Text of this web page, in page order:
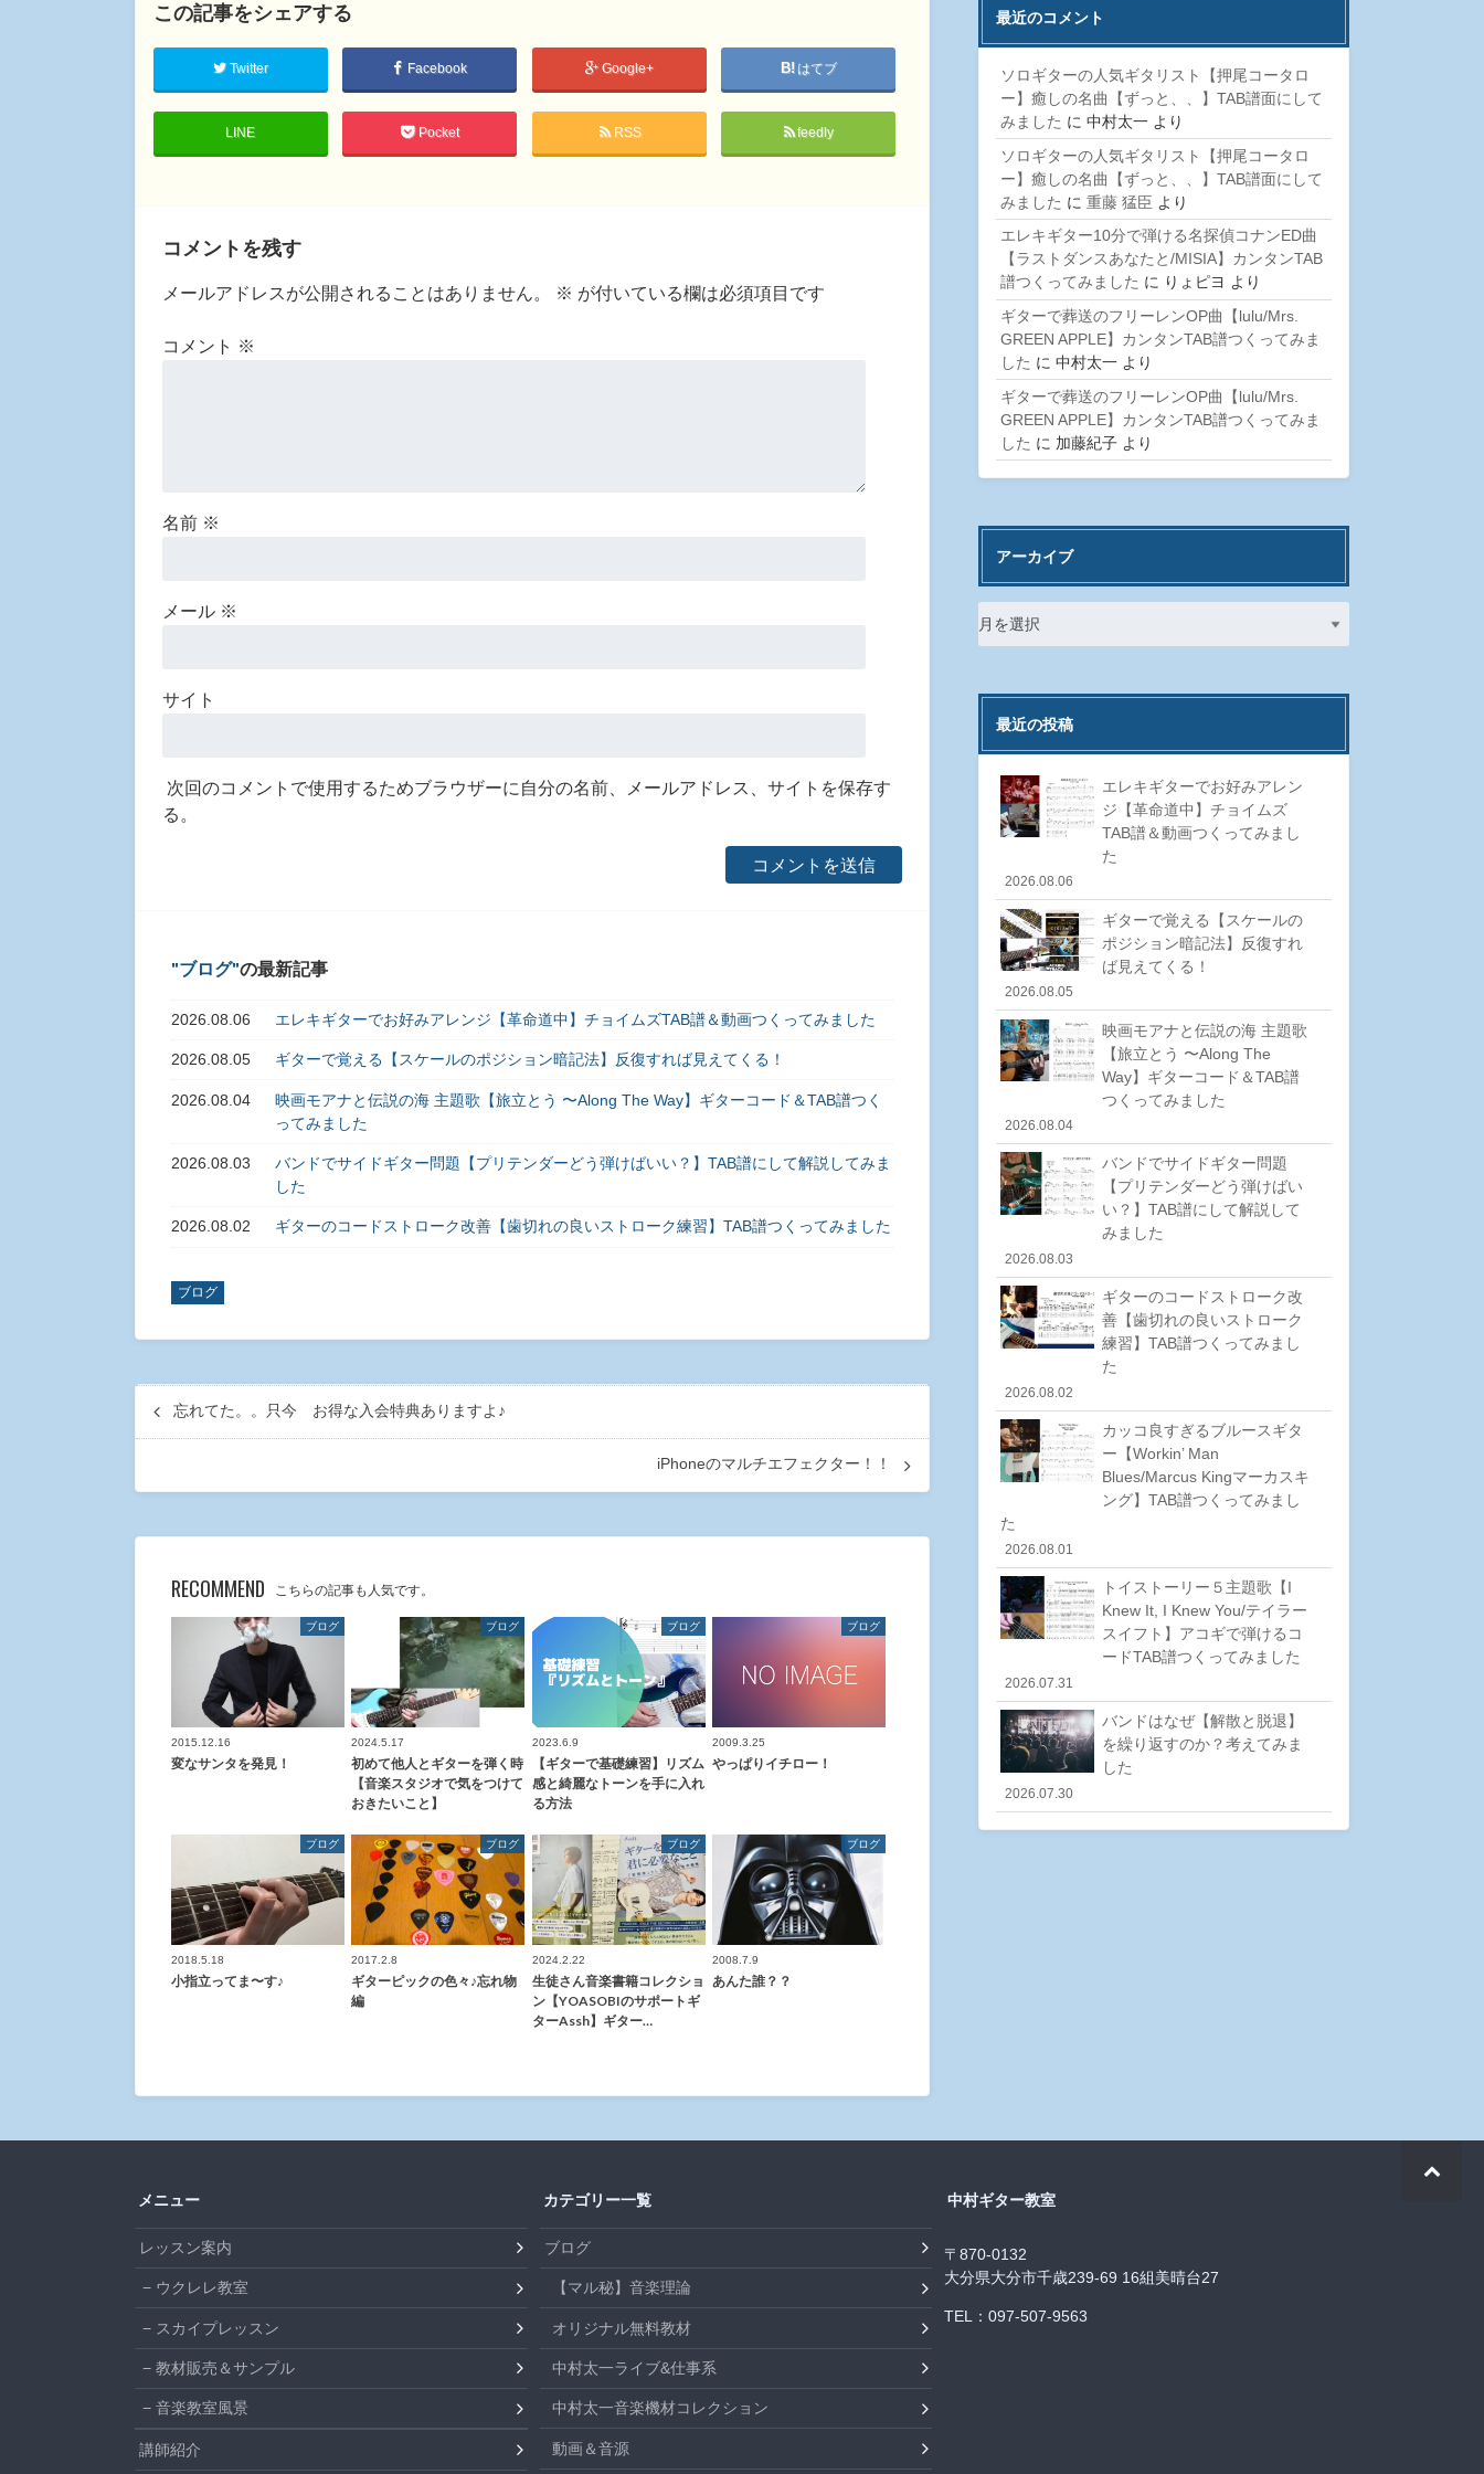
この記事をシェアする
Twitter Facebook Google+ はてブ
LINE Pocket RSS feedly
コメントを残す
メールアドレスが公開されることはありません。 ※ が付いている欄は必須項目です
コメント ※
名前 ※
メール ※
サイト
次回のコメントで使用するためブラウザーに自分の名前、メールアドレス、サイトを保存す
る。
ブログ の最新記事
2026.08.06 エレキギターでお好みアレンジ【革命道中】チョイムズTAB譜＆動画つくってみました
2026.08.05 ギターで覚える【スケールのポジション暗記法】反復すれば見えてくる！
2026.08.04
映画モアナと伝説の海 主題歌【旅立とう 〜Along The Way】ギターコード＆TAB譜つく
ってみました
2026.08.03
バンドでサイドギター問題【プリテンダーどう弾けばいい？】TAB譜にして解説してみま
した
2026.08.02 ギターのコードストローク改善【歯切れの良いストローク練習】TAB譜つくってみました
ブログ
忘れてた。。只今 お得な入会特典ありますよ♪
iPhoneのマルチエフェクター！！
RECOMMEND こちらの記事も人気です。
ブログ
2015.12.16
変なサンタを発見！
ブログ
2024.5.17
初めて他人とギターを弾く時
【音楽スタジオで気をつけて
おきたいこと】
ブログ
2023.6.9
【ギターで基礎練習】リズム
感と綺麗なトーンを手に入れ
る方法
ブログ
2009.3.25
やっぱりイチロー！
ブログ
2018.5.18
小指立ってま〜す♪
ブログ
2017.2.8
ギターピックの色々♪忘れ物
編
ブログ
2024.2.22
生徒さん音楽書籍コレクショ
ン【YOASOBIのサポートギ
ターAssh】ギター…
ブログ
2008.7.9
あんた誰？？
最近のコメント
ソロギターの人気ギタリスト【押尾コータロ
ー】癒しの名曲【ずっと、、】TAB譜面にして
みました に中村太一 より
ソロギターの人気ギタリスト【押尾コータロ
ー】癒しの名曲【ずっと、、】TAB譜面にして
みました に重藤 猛臣 より
エレキギター10分で弾ける名探偵コナンED曲
【ラストダンスあなたと/MISIA】カンタンTAB
譜つくってみました に りょピヨ より
ギターで葬送のフリーレンOP曲【lulu/Mrs.
GREEN APPLE】カンタンTAB譜つくってみま
した に中村太一 より
ギターで葬送のフリーレンOP曲【lulu/Mrs.
GREEN APPLE】カンタンTAB譜つくってみま
した に 加藤紀子 より
アーカイブ
最近の投稿
エレキギターでお好みアレン
ジ【革命道中】チョイムズ
TAB譜＆動画つくってみまし
た
2026.08.06
ギターで覚える【スケールの
ポジション暗記法】反復すれ
ば見えてくる！
2026.08.05
映画モアナと伝説の海 主題歌
【旅立とう 〜Along The
Way】ギターコード＆TAB譜
つくってみました
2026.08.04
バンドでサイドギター問題
【プリテンダーどう弾けばい
い？】TAB譜にして解説して
みました
2026.08.03
ギターのコードストローク改
善【歯切れの良いストローク
練習】TAB譜つくってみまし
た
2026.08.02
カッコ良すぎるブルースギタ
ー【Workin’ Man
Blues/Marcus Kingマーカスキ
ング】TAB譜つくってみまし
た
2026.08.01
トイストーリー５主題歌【I
Knew It, I Knew You/テイラー
スイフト】アコギで弾けるコ
ードTAB譜つくってみました
2026.07.31
バンドはなぜ【解散と脱退】
を繰り返すのか？考えてみま
した
2026.07.30
メニュー
レッスン案内
ウクレレ教室
スカイプレッスン
教材販売＆サンプル
音楽教室風景
講師紹介
カテゴリー一覧
ブログ
【マル秘】音楽理論
オリジナル無料教材
中村太一ライブ&仕事系
中村太一音楽機材コレクション
動画＆音源
中村ギター教室
〒870-0132
大分県大分市千歳239-69 16組美晴台27
TEL：097-507-9563